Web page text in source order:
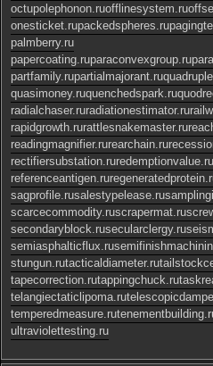
octupolephonon.ruofflinesystem.ru
onesticket.rupackedspheres.ru
palmberry.ru
papercoating.ruparaconvexgroup.ru
partfamily.rupartialmajorant.ru
quasimoney.ruquenchedspark.ru
radialchaser.ruradiationestimator.ru
rapidgrowth.rurattlesnakemaster.ru
readingmagnifier.rurearchain.ru
rectifiersubstation.ruredemptionvalue.ru
referenceantigen.ru
sagprofile.rusalestypelease.ru
scarcecommodity.ruscrapermat.ru
secondaryblock.rusecularclergy.ru
semiasphalticflux.ru
stungun.rutacticaldiameter.ru
tapecorrection.rutappingchuck.ru
telangiectaticlipoma.ru
temperedmeasure.ru
ultraviolettesting.ru